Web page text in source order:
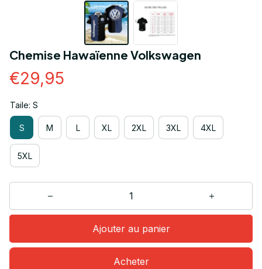
Chemise Hawaïenne Volkswagen
€29,95
Taile: S
S M L XL 2XL 3XL 4XL
5XL
Ajouter au panier
Acheter